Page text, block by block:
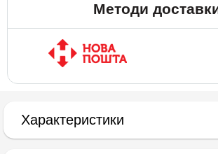
Методи
Характеристики